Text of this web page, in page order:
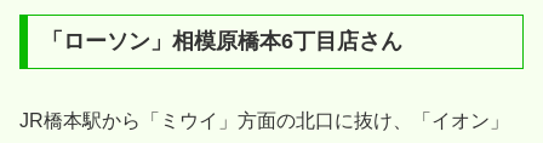
「ローソン」相模原橋本6丁目店さん
JR橋本駅から「ミウイ」方面の北口に抜け、「イオン」